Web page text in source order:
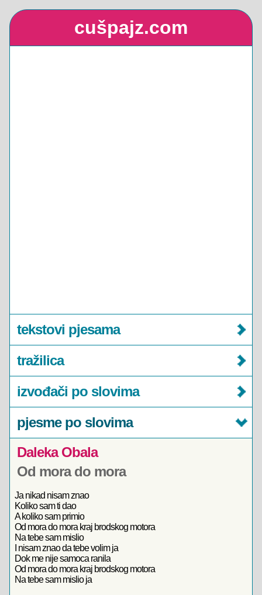
cušpajz.com
tekstovi pjesama
tražilica
izvođači po slovima
pjesme po slovima
Daleka Obala
Od mora do mora
Ja nikad nisam znao
Koliko sam ti dao
A koliko sam primio
Od mora do mora kraj brodskog motora
Na tebe sam mislio
I nisam znao da tebe volim ja
Dok me nije samoca ranila
Od mora do mora kraj brodskog motora
Na tebe sam mislio ja